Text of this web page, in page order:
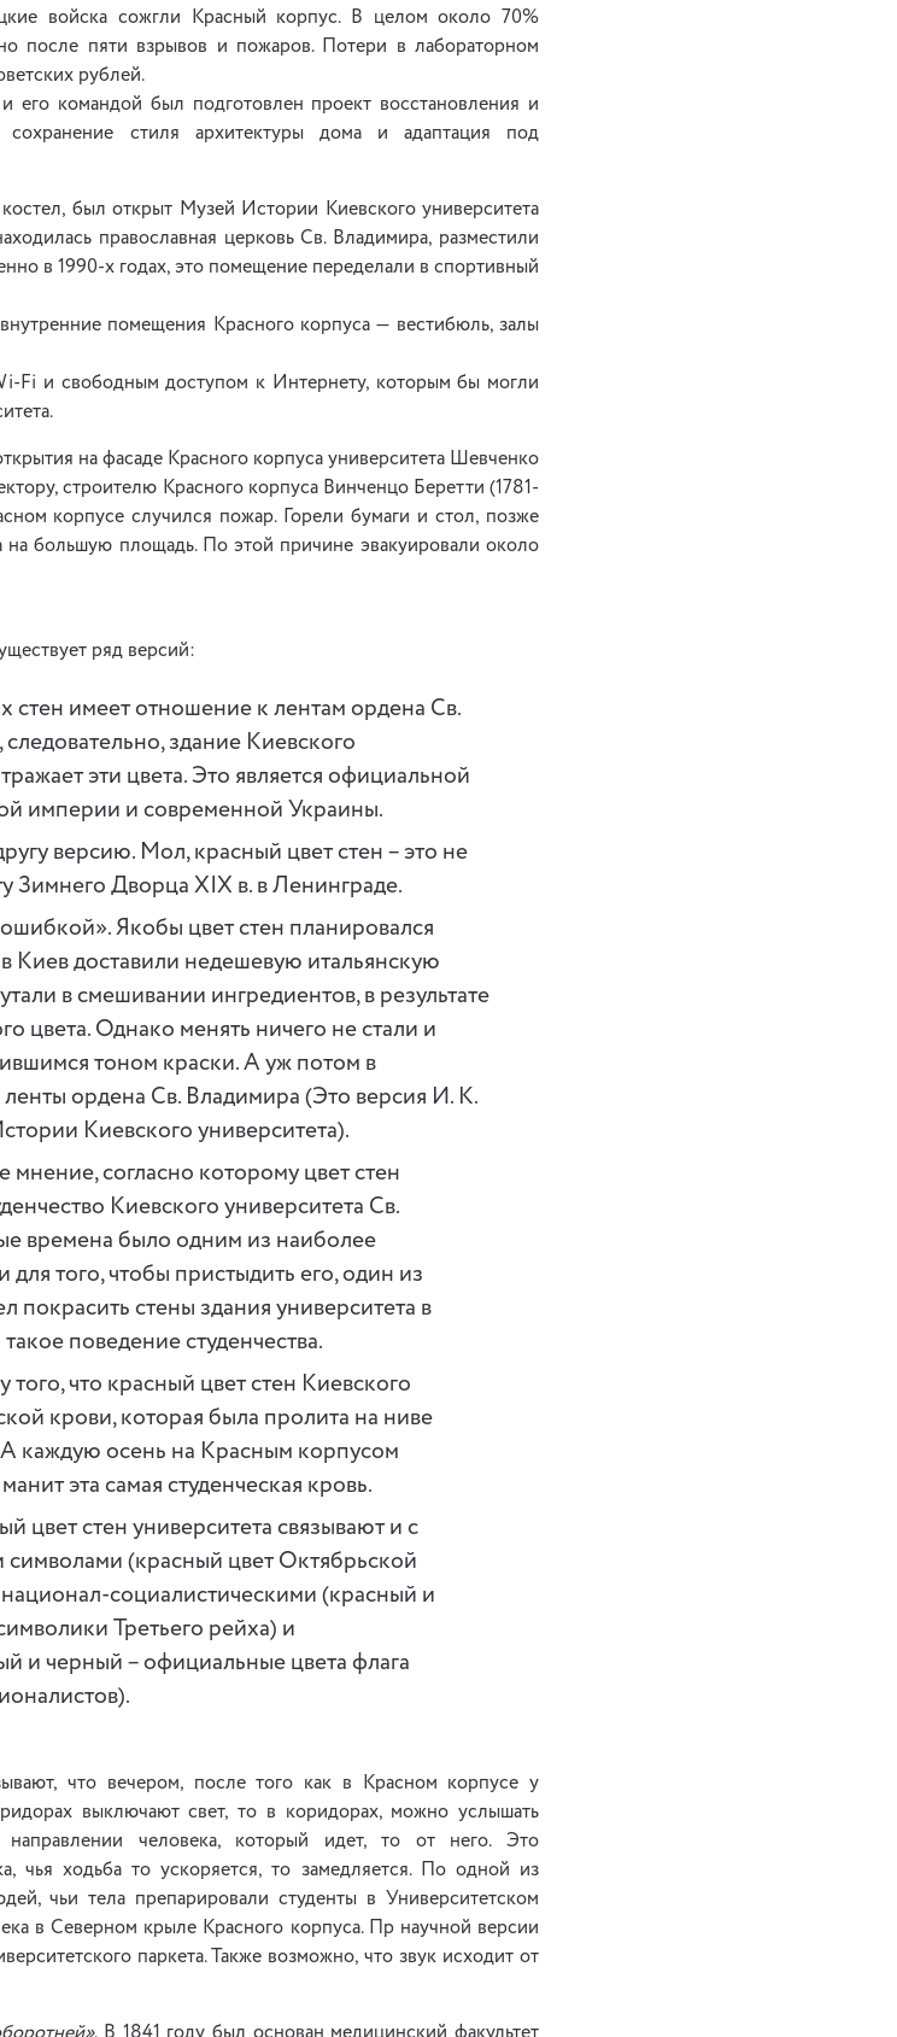
войска сожгли Красный корпус. В целом около 70%
после пяти взрывов и пожаров. Потери в лабораторном
рублей.
командой был подготовлен проект восстановления и
сохранение стиля архитектуры дома и адаптация под
был открыт Музей Истории Киевского университета
православная церковь Св. Владимира, разместили
в 1990-х годах, это помещение переделали в спортивный
помещения Красного корпуса — вестибюль, залы
Fi и свободным доступом к Интернету, которым бы могли
на фасаде Красного корпуса университета Шевченко
строителю Красного корпуса Винченцо Беретти (1781-
корпусе случился пожар. Горели бумаги и стол, позже
на большую площадь. По этой причине эвакуировали около
ряд версий:
стен имеет отношение к лентам ордена Св.
здание Киевского
эти цвета. Это является официальной
империи и современной Украины.
версию. Мол, красный цвет стен – это не
Зимнего Дворца XIX в. в Ленинграде.
Якобы цвет стен планировался
Киев доставили недешевую итальянскую
в смешивании ингредиентов, в результате
цвета. Однако менять ничего не стали и
тоном краски. А уж потом в
ордена Св. Владимира (Это версия И. К.
Киевского университета).
мнение, согласно которому цвет стен
Киевского университета Св.
времена было одним из наиболее
того, чтобы пристыдить его, один из
покрасить стены здания университета в
поведение студенчества.
того, что красный цвет стен Киевского
крови, которая была пролита на ниве
А каждую осень на Красным корпусом
эта самая студенческая кровь.
цвет стен университета связывают и с
символами (красный цвет Октябрьской
социалистическими (красный и
Третьего рейха) и
и черный – официальные цвета флага
что вечером, после того как в Красном корпусе у
выключают свет, то в коридорах, можно услышать
человека, который идет, то от него. Это
чья ходьба то ускоряется, то замедляется. По одной из
чьи тела препарировали студенты в Университетском
в Северном крыле Красного корпуса. Пр научной версии
паркета. Также возможно, что звук исходит от